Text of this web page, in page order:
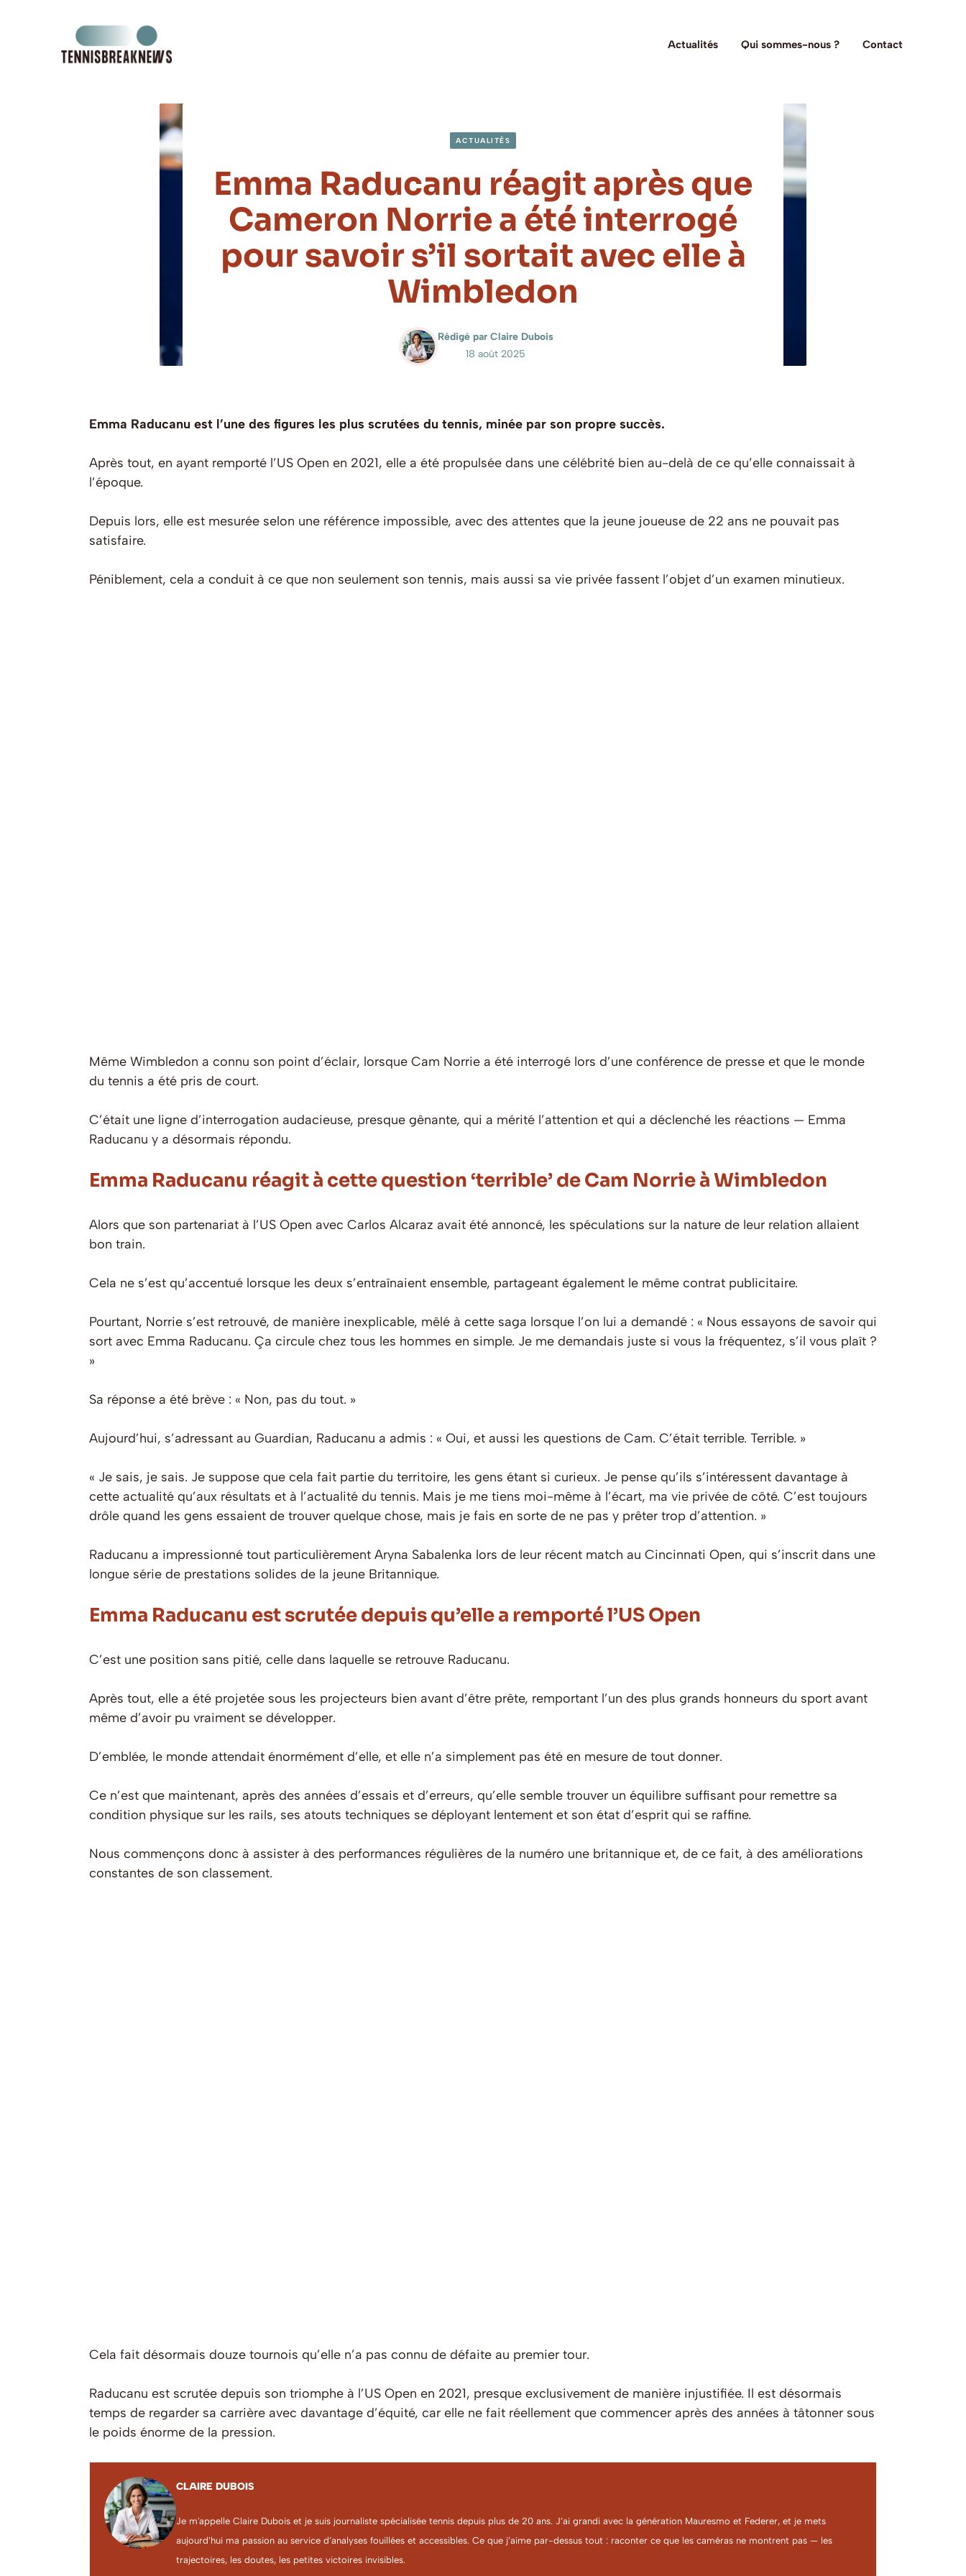
Actualités Qui sommes-nous ? Contact
ACTUALITÉS
Emma Raducanu réagit après que
Cameron Norrie a été interrogé
pour savoir s’il sortait avec elle à
Wimbledon
Rédigé par Claire Dubois
18 août 2025
Emma Raducanu est l’une des figures les plus scrutées du tennis, minée par son propre succès.
Après tout, en ayant remporté l’US Open en 2021, elle a été propulsée dans une célébrité bien au-delà de ce qu’elle connaissait à
l’époque.
Depuis lors, elle est mesurée selon une référence impossible, avec des attentes que la jeune joueuse de 22 ans ne pouvait pas
satisfaire.
Péniblement, cela a conduit à ce que non seulement son tennis, mais aussi sa vie privée fassent l’objet d’un examen minutieux.
Même Wimbledon a connu son point d’éclair, lorsque Cam Norrie a été interrogé lors d’une conférence de presse et que le monde
du tennis a été pris de court.
C’était une ligne d’interrogation audacieuse, presque gênante, qui a mérité l’attention et qui a déclenché les réactions — Emma
Raducanu y a désormais répondu.
Emma Raducanu réagit à cette question ‘terrible’ de Cam Norrie à Wimbledon
Alors que son partenariat à l’US Open avec Carlos Alcaraz avait été annoncé, les spéculations sur la nature de leur relation allaient
bon train.
Cela ne s’est qu’accentué lorsque les deux s’entraînaient ensemble, partageant également le même contrat publicitaire.
Pourtant, Norrie s’est retrouvé, de manière inexplicable, mêlé à cette saga lorsque l’on lui a demandé : « Nous essayons de savoir qui
sort avec Emma Raducanu. Ça circule chez tous les hommes en simple. Je me demandais juste si vous la fréquentez, s’il vous plaît ?
»
Sa réponse a été brève : « Non, pas du tout. »
Aujourd’hui, s’adressant au Guardian, Raducanu a admis : « Oui, et aussi les questions de Cam. C’était terrible. Terrible. »
« Je sais, je sais. Je suppose que cela fait partie du territoire, les gens étant si curieux. Je pense qu’ils s’intéressent davantage à
cette actualité qu’aux résultats et à l’actualité du tennis. Mais je me tiens moi-même à l’écart, ma vie privée de côté. C’est toujours
drôle quand les gens essaient de trouver quelque chose, mais je fais en sorte de ne pas y prêter trop d’attention. »
Raducanu a impressionné tout particulièrement Aryna Sabalenka lors de leur récent match au Cincinnati Open, qui s’inscrit dans une
longue série de prestations solides de la jeune Britannique.
Emma Raducanu est scrutée depuis qu’elle a remporté l’US Open
C’est une position sans pitié, celle dans laquelle se retrouve Raducanu.
Après tout, elle a été projetée sous les projecteurs bien avant d’être prête, remportant l’un des plus grands honneurs du sport avant
même d’avoir pu vraiment se développer.
D’emblée, le monde attendait énormément d’elle, et elle n’a simplement pas été en mesure de tout donner.
Ce n’est que maintenant, après des années d’essais et d’erreurs, qu’elle semble trouver un équilibre suffisant pour remettre sa
condition physique sur les rails, ses atouts techniques se déployant lentement et son état d’esprit qui se raffine.
Nous commençons donc à assister à des performances régulières de la numéro une britannique et, de ce fait, à des améliorations
constantes de son classement.
Cela fait désormais douze tournois qu’elle n’a pas connu de défaite au premier tour.
Raducanu est scrutée depuis son triomphe à l’US Open en 2021, presque exclusivement de manière injustifiée. Il est désormais
temps de regarder sa carrière avec davantage d’équité, car elle ne fait réellement que commencer après des années à tâtonner sous
le poids énorme de la pression.
CLAIRE DUBOIS
Je m'appelle Claire Dubois et je suis journaliste spécialisée tennis depuis plus de 20 ans. J’ai grandi avec la génération Mauresmo et Federer, et je mets
aujourd’hui ma passion au service d’analyses fouillées et accessibles. Ce que j’aime par-dessus tout : raconter ce que les caméras ne montrent pas — les
trajectoires, les doutes, les petites victoires invisibles.